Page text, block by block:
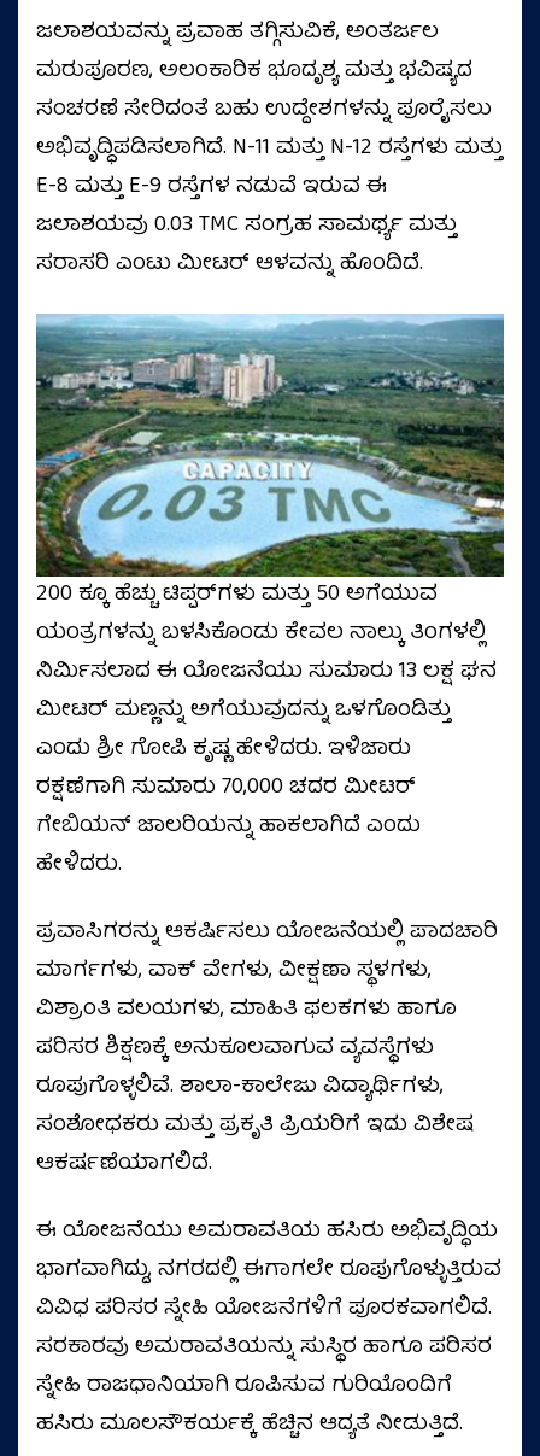
ಜಲಾಶಯವನ್ನು ಪ್ರವಾಹ ತಗ್ಗಿಸುವಿಕೆ, ಅಂತರ್ಜಲ
ಮರುಪೂರಣ, ಅಲಂಕಾರಿಕ ಭೂದೃಶ್ಯ ಮತ್ತು ಭವಿಷ್ಯದ
ಸಂಚರಣೆ ಸೇರಿದಂತೆ ಬಹು ಉದ್ದೇಶಗಳನ್ನು ಪೂರೈಸಲು
ಅಭಿವೃದ್ಧಿಪಡಿಸಲಾಗಿದೆ. N-11 ಮತ್ತು N-12 ರಸ್ತೆಗಳು ಮತ್ತು
E-8 ಮತ್ತು E-9 ರಸ್ತೆಗಳ ನಡುವೆ ಇರುವ ಈ
ಜಲಾಶಯವು 0.03 TMC ಸಂಗ್ರಹ ಸಾಮರ್ಥ್ಯ ಮತ್ತು
ಸರಾಸರಿ ಎಂಟು ಮೀಟರ್ ಆಳವನ್ನು ಹೊಂದಿದೆ.
200 ಕ್ಕೂ ಹೆಚ್ಚು ಟಿಪ್ಪರ್‌ಗಳು ಮತ್ತು 50 ಅಗೆಯುವ
ಯಂತ್ರಗಳನ್ನು ಬಳಸಿಕೊಂಡು ಕೇವಲ ನಾಲ್ಕು ತಿಂಗಳಲ್ಲಿ
ನಿರ್ಮಿಸಲಾದ ಈ ಯೋಜನೆಯು ಸುಮಾರು 13 ಲಕ್ಷ ಘನ
ಮೀಟರ್ ಮಣ್ಣನ್ನು ಅಗೆಯುವುದನ್ನು ಒಳಗೊಂಡಿತ್ತು
ಎಂದು ಶ್ರೀ ಗೋಪಿ ಕೃಷ್ಣ ಹೇಳಿದರು. ಇಳಿಜಾರು
ರಕ್ಷಣೆಗಾಗಿ ಸುಮಾರು 70,000 ಚದರ ಮೀಟರ್
ಗೇಬಿಯನ್ ಜಾಲರಿಯನ್ನು ಹಾಕಲಾಗಿದೆ ಎಂದು
ಹೇಳಿದರು.
ಪ್ರವಾಸಿಗರನ್ನು ಆಕರ್ಷಿಸಲು ಯೋಜನೆಯಲ್ಲಿ ಪಾದಚಾರಿ
ಮಾರ್ಗಗಳು, ವಾಕ್‌ ವೇಗಳು, ವೀಕ್ಷಣಾ ಸ್ಥಳಗಳು,
ವಿಶ್ರಾಂತಿ ವಲಯಗಳು, ಮಾಹಿತಿ ಫಲಕಗಳು ಹಾಗೂ
ಪರಿಸರ ಶಿಕ್ಷಣಕ್ಕೆ ಅನುಕೂಲವಾಗುವ ವ್ಯವಸ್ಥೆಗಳು
ರೂಪುಗೊಳ್ಳಲಿವೆ. ಶಾಲಾ-ಕಾಲೇಜು ವಿದ್ಯಾರ್ಥಿಗಳು,
ಸಂಶೋಧಕರು ಮತ್ತು ಪ್ರಕೃತಿ ಪ್ರಿಯರಿಗೆ ಇದು ವಿಶೇಷ
ಆಕರ್ಷಣೆಯಾಗಲಿದೆ.
ಈ ಯೋಜನೆಯು ಅಮರಾವತಿಯ ಹಸಿರು ಅಭಿವೃದ್ಧಿಯ
ಭಾಗವಾಗಿದ್ದು, ನಗರದಲ್ಲಿ ಈಗಾಗಲೇ ರೂಪುಗೊಳ್ಳುತ್ತಿರುವ
ವಿವಿಧ ಪರಿಸರ ಸ್ನೇಹಿ ಯೋಜನೆಗಳಿಗೆ ಪೂರಕವಾಗಲಿದೆ.
ಸರಕಾರವು ಅಮರಾವತಿಯನ್ನು ಸುಸ್ಥಿರ ಹಾಗೂ ಪರಿಸರ
ಸ್ನೇಹಿ ರಾಜಧಾನಿಯಾಗಿ ರೂಪಿಸುವ ಗುರಿಯೊಂದಿಗೆ
ಹಸಿರು ಮೂಲಸೌಕರ್ಯಕ್ಕೆ ಹೆಚ್ಚಿನ ಆದ್ಯತೆ ನೀಡುತ್ತಿದೆ.